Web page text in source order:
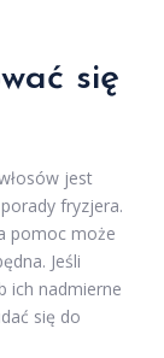
się
jest
fryzjera.
pomoc może
Jeśli
ich nadmierne
się do